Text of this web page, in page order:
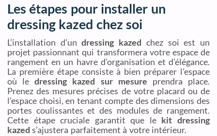
Les étapes pour installer un
dressing kazed chez soi
L’installation d’undressing kazed chez soi est un
projet passionnant qui transformera votre espace de
rangement en un havre d’organisation et d’élégance.
La première étape consiste à bien préparer l’espace
où ledressing kazed sur mesure prendra place.
Prenez des mesures précises de votre placard ou de
l’espace choisi, en tenant compte des dimensions des
portes coulissantes et des modules de rangement.
Cette étape cruciale garantit que le kit dressing
kazed s’ajustera parfaitement à votre intérieur.